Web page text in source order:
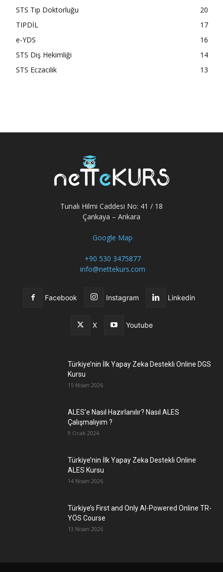
STS Tıp Doktorluğu
20
TIPDİL
17
e-YDS
16
STS Diş Hekimliği
14
STS Eczacılık
13
Tunalı Hilmi Caddesi No: 41 / 18
Çankaya – Ankara
Google Map
+90 530 3475877
info@nettekurs.com
Facebook Instagram Linkedin
X Youtube
Türkiye’nin İlk Yapay Zeka Destekli Online DGS
Kursu
15 Nisan 2026
ALES’e Nasıl Hazırlanılır? Nasıl ALES
Çalışmalıyım ?
9 Ocak 2024
Türkiye’nin İlk Yapay Zeka Destekli Online
ALES Kursu
14 Nisan 2026
Türkiye’s First and Only AI-Powered Online TR-
YÖS Course
13 Nisan 2026